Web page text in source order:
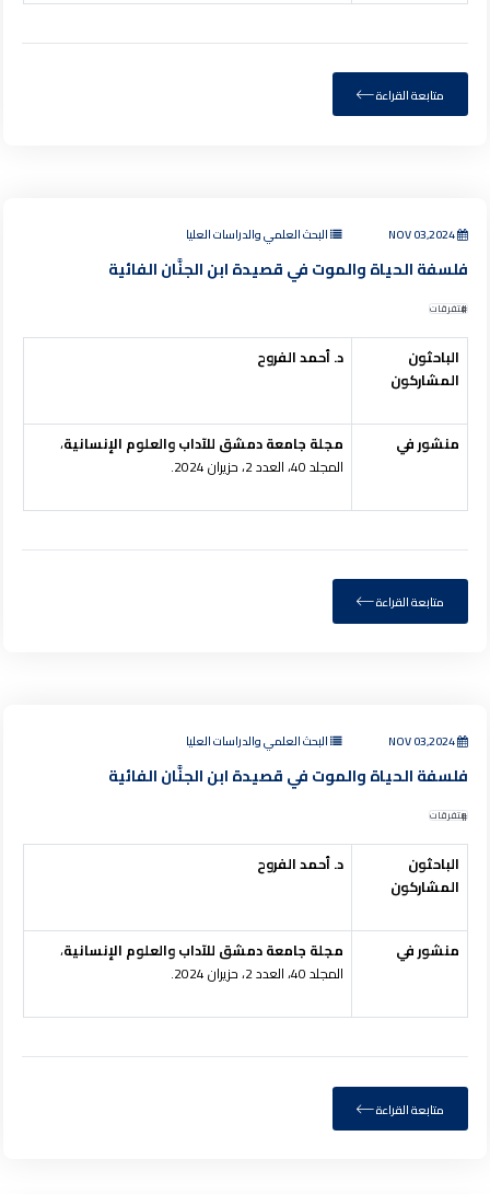
متابعة القراءة
NOV 03,2024 البحث العلمي والدراسات العليا
فلسفة الحياة والموت في قصيدة ابن الجنَّان الفائية
متفرقات
الباحثون
المشاركون
د. أحمد الفروح
منشور في مجلة جامعة دمشق للآداب والعلوم الإنسانية،
المجلد 40، العدد 2، حزيران 2024.
متابعة القراءة
NOV 03,2024 البحث العلمي والدراسات العليا
فلسفة الحياة والموت في قصيدة ابن الجنَّان الفائية
متفرقات
الباحثون
المشاركون
د. أحمد الفروح
منشور في مجلة جامعة دمشق للآداب والعلوم الإنسانية،
المجلد 40، العدد 2، حزيران 2024.
متابعة القراءة